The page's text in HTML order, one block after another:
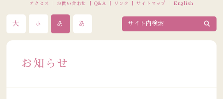
アクセス お問い合わせ Q&A リンク サイトマップ English
大 小 あ あ
お知らせ